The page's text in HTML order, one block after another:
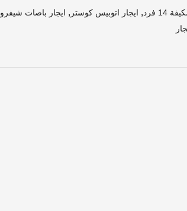
, ايجار اتوبيس كوستر , ايجار باصات شيفروليه 50